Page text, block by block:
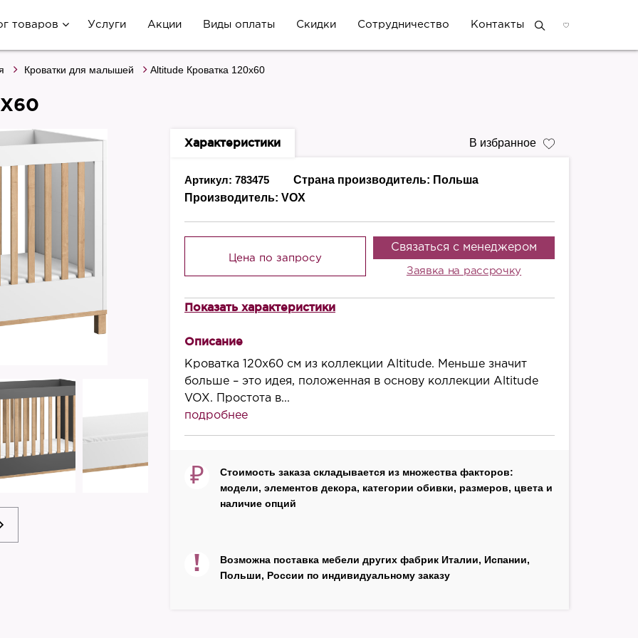
товаров Услуги Акции Виды оплаты Скидки Сотрудничество Контакты
Кроватки для малышей Altitude Кроватка 120х60
Характеристики В избранное
Артикул: 783475 Страна производитель: Польша
Производитель: VOX
Цена по запросу
Связаться с менеджером
Заявка на рассрочку
Высота, мм
Ширина, мм
650
Длина, мм
1250
белый/дуб, графит/дуб
Производитель
Польша
Показать характеристики
Описание
Кроватка 120х60 см из коллекции Altitude. Меньше значит
больше – это идея, положенная в основу коллекции Altitude
VOX. Простота в...
подробнее
₽
Стоимость заказа складывается из множества факторов:
модели, элементов декора, категории обивки, размеров, цвета и
наличие опций
!
Возможна поставка мебели других фабрик Италии, Испании,
Польши, России по индивидуальному заказу